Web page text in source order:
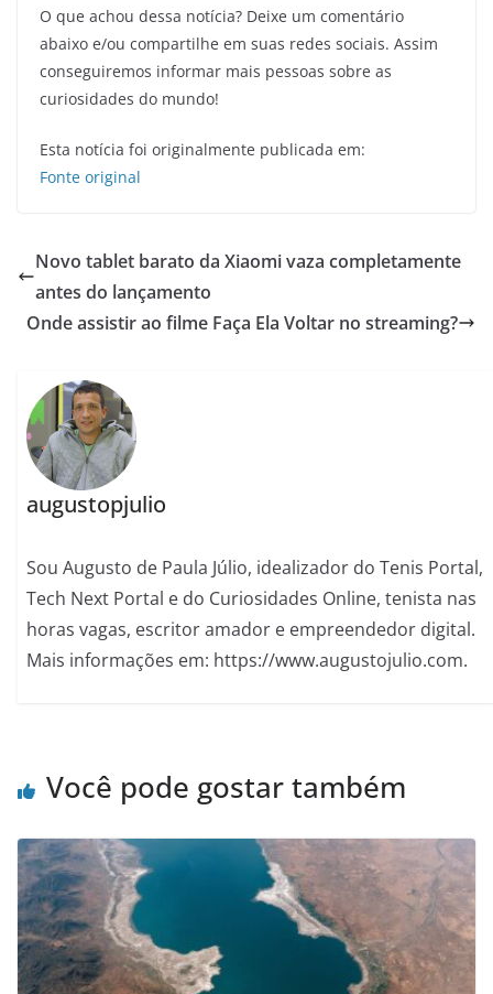
O que achou dessa notícia? Deixe um comentário
abaixo e/ou compartilhe em suas redes sociais. Assim
conseguiremos informar mais pessoas sobre as
curiosidades do mundo!
Esta notícia foi originalmente publicada em:
Fonte original
Novo tablet barato da Xiaomi vaza completamente
antes do lançamento
Onde assistir ao filme Faça Ela Voltar no streaming?
augustopjulio
Sou Augusto de Paula Júlio, idealizador do Tenis Portal,
Tech Next Portal e do Curiosidades Online, tenista nas
horas vagas, escritor amador e empreendedor digital.
Mais informações em: https://www.augustojulio.com.
Você pode gostar também